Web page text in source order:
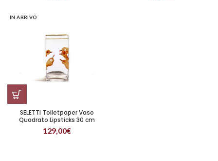
IN ARRIVO
SELETTI Toiletpaper Vaso
Quadrato Lipsticks 30 cm
129,00€